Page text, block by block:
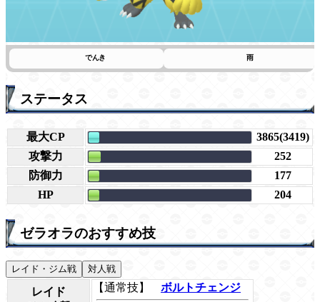
でんき 雨
ステータス
最大CP
3865(3419)
攻撃力
252
防御力
177
HP
204
ゼラオラのおすすめ技
レイド・ジム戦 対人戦
レイド
【通常技】
ボルトチェンジ